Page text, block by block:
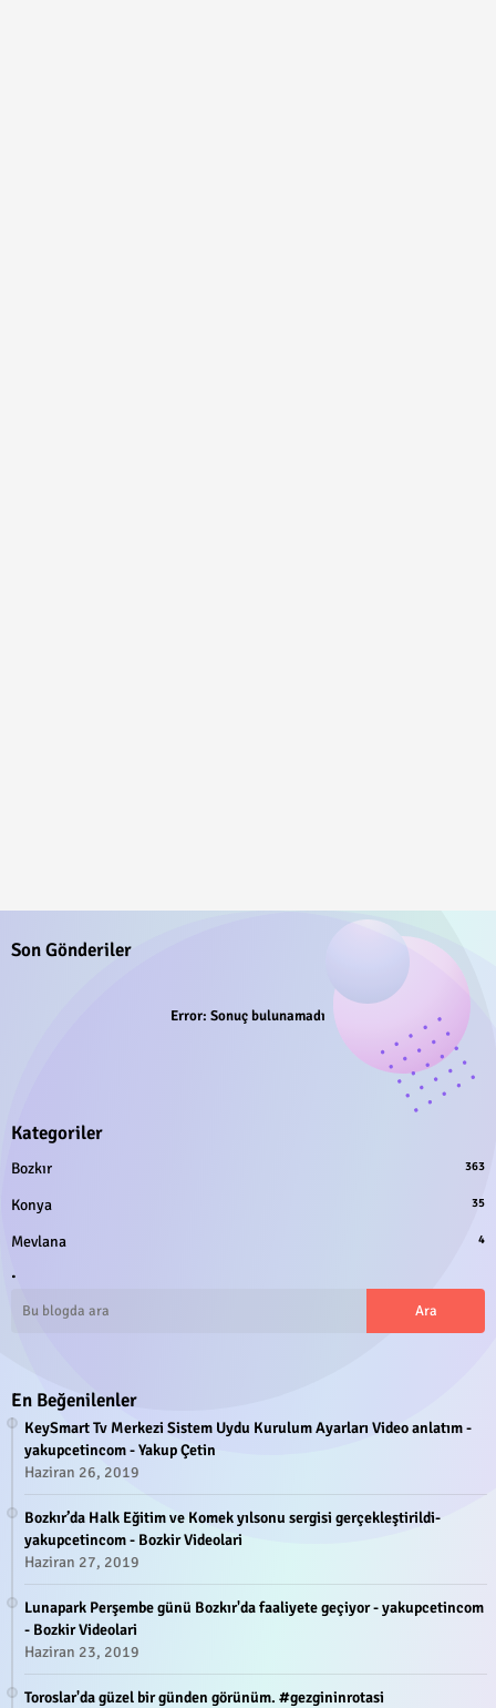
Son Gönderiler
Error: Sonuç bulunamadı
Kategoriler
Bozkır 363
Konya 35
Mevlana 4
.
En Beğenilenler
KeySmart Tv Merkezi Sistem Uydu Kurulum Ayarları Video anlatım -
yakupcetincom - Yakup Çetin
Haziran 26, 2019
Bozkır’da Halk Eğitim ve Komek yılsonu sergisi gerçekleştirildi-
yakupcetincom - Bozkir Videolari
Haziran 27, 2019
Lunapark Perşembe günü Bozkır'da faaliyete geçiyor - yakupcetincom
- Bozkir Videolari
Haziran 23, 2019
Toroslar'da güzel bir günden görünüm. #gezgininrotasi